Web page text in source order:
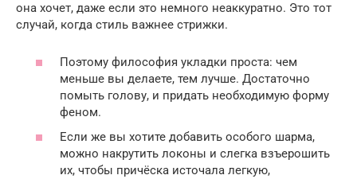
она хочет, даже если это немного неаккуратно. Это тот
случай, когда стиль важнее стрижки.
Поэтому философия укладки проста: чем
меньше вы делаете, тем лучше. Достаточно
помыть голову, и придать необходимую форму
феном.
Если же вы хотите добавить особого шарма,
можно накрутить локоны и слегка взъерошить
их, чтобы причёска источала легкую,